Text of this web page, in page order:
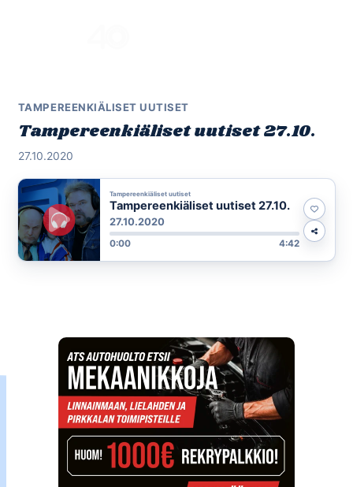
TAMPEREENKIÄLISET UUTISET
Tampereenkiäliset uutiset 27.10.
27.10.2020
Tampereenkiäliset uutiset
Tampereenkiäliset uutiset 27.10.
27.10.2020
0:00 4:42